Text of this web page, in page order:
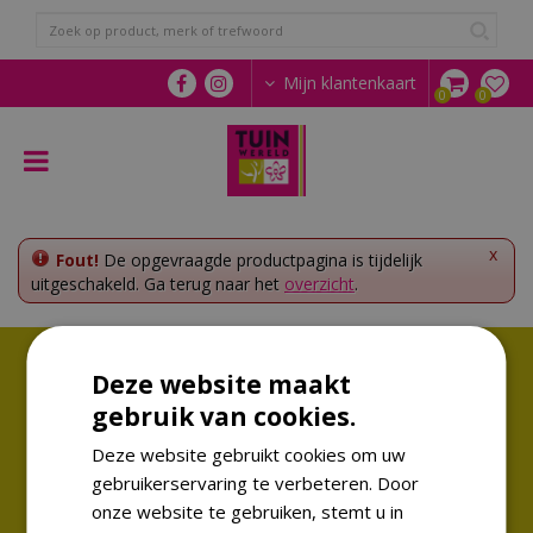
n
a
Mijn klantenkaart
x
Fout! De opgevraagde productpagina is tijdelijk
uitgeschakeld. Ga terug naar het overzicht.
Volg ons!
Altijd op de hoogte van de laatste trends
Deze website maakt
gebruik van cookies.
Deze website gebruikt cookies om uw
gebruikerservaring te verbeteren. Door
onze website te gebruiken, stemt u in